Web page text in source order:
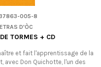
005-8
D'ÒC
TORMES + CD
et fait l'apprentissage de la
avec Don Quichotte, l'un des